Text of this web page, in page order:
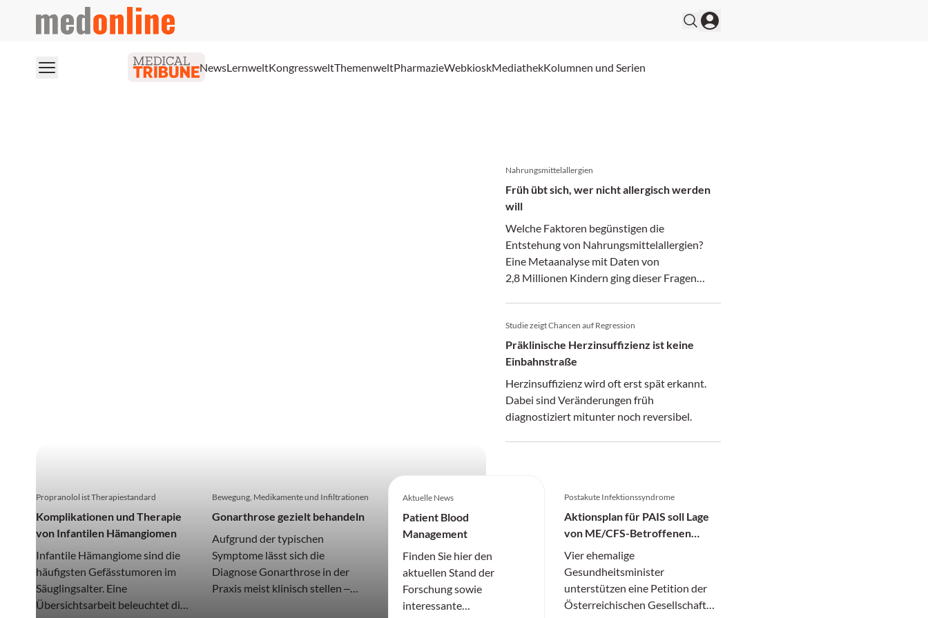
medonline
NewsLernweltKongressweltThemenweltPharmazieWebkioskMediathekKolumnen und Serien
Nahrungsmittel­allergien
Früh übt sich, wer nicht allergisch werden
will
Welche Faktoren begünstigen die
Entstehung von Nahrungsmittelallergien?
Eine Metaanalyse mit Daten von
2,8 Millionen Kindern ging dieser Fragen
Studie zeigt Chancen auf Regression
Präklinische Herzinsuffizienz ist keine
Einbahnstraße
Herzinsuffizienz wird oft erst spät erkannt.
Dabei sind Veränderungen früh
diagnostiziert mitunter noch reversibel.
Propranolol ist Therapiestandard
Komplikationen und Therapie
von Infantilen Hämangiomen
Infantile Hämangiome sind die
häufigsten Gefässtumoren im
Säuglingsalter. Eine
Übersichtsarbeit beleuchtet die
Bewegung, Medikamente und Infiltrationen
Gonarthrose gezielt behandeln
Aufgrund der typischen
Symptome lässt sich die
Diagnose Gonarthrose in der
Praxis meist klinisch stellen ‒
Aktuelle News
Patient Blood
Management
Finden Sie hier den
aktuellen Stand der
Forschung sowie
interessante
Postakute Infektionssyndrome
Aktionsplan für PAIS soll Lage
von ME/CFS-Betroffenen
verbessern
Vier ehemalige
Gesundheitsminister
unterstützen eine Petition der
Österreichischen Gesellschaft